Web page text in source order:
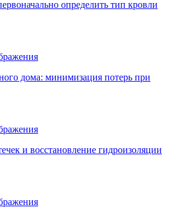
определить тип кровли
дома: минимизация потерь при
и восстановление гидроизоляции